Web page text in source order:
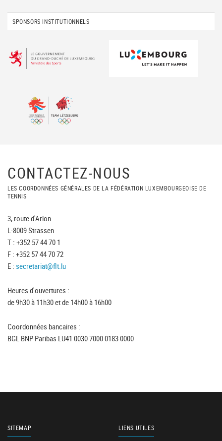
SPONSORS INSTITUTIONNELS
CONTACTEZ-NOUS
LES COORDONNÉES GÉNÉRALES DE LA FÉDÉRATION LUXEMBOURGEOISE DE
TENNIS
3, route d'Arlon
L-8009 Strassen
T : +352 57 44 70 1
F : +352 57 44 70 72
E : secretariat@flt.lu
Heures d'ouvertures :
de 9h30 à 11h30 et de 14h00 à 16h00
Coordonnées bancaires :
BGL BNP Paribas LU41 0030 7000 0183 0000
SITEMAP LIENS UTILES